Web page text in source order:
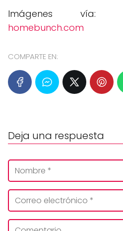
Imágenes vía:
homebunch.com
COMPARTE EN:
Deja una respuesta